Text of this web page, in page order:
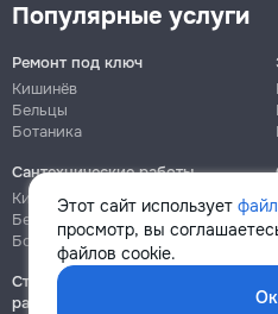
Этот сайт использует
просмотр, вы
файлов cookie.
Ок
Популярные услуги
Ремонт под ключ
Кишинёв
Бельцы
Ботаника
Сантехнические работы
Кишинёв
Бельцы
Ботаника
Строительно-монтажные
работы